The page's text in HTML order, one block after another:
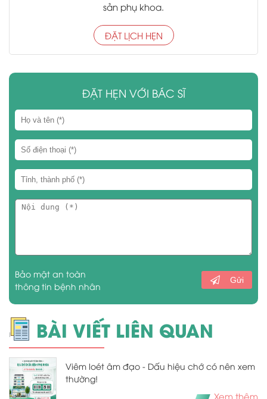
sản phụ khoa.
ĐẶT LỊCH HẸN
ĐẶT HẸN VỚI BÁC SĨ
Bảo mật an toàn
thông tin bệnh nhân
Gửi
BÀI VIẾT LIÊN QUAN
Viêm loét âm đạo - Dấu hiệu chớ có nên xem
thường!
Xem thêm